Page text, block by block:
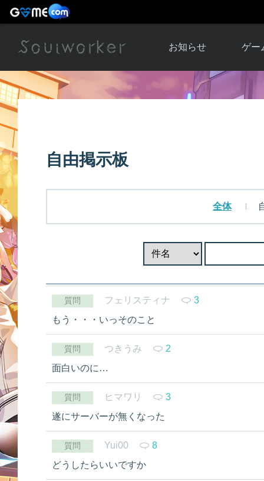
お知らせ
お知らせ一覧
ゲー
ソウ
アップ
自由掲示板
全体
質問 フェリスティナ
3
もう・・・いっそのこと
質問 つきうみ
2
面白いのに…
質問 ヒマワリ
3
遂にサーバーが無くなった
質問 Yui00
8
どうしたらいいですか